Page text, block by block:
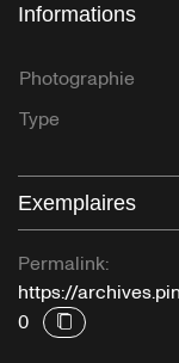
Informations
Photographie
Type
Exemplaires
Permalink:
https://
0